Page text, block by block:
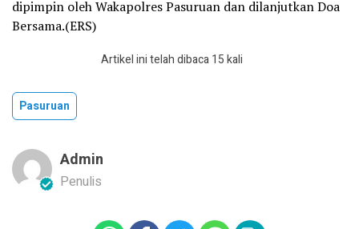
dipimpin oleh Wakapolres Pasuruan dan dilanjutkan Doa
Bersama.(ERS)
Artikel ini telah dibaca 15 kali
Pasuruan
Admin
Penulis